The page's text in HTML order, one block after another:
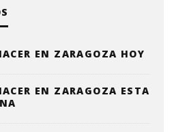
EN ZARAGOZA HOY
EN ZARAGOZA ESTA